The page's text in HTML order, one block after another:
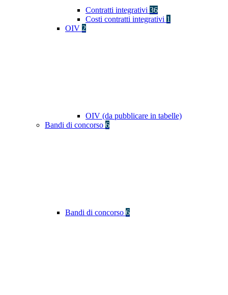
Contratti integrativi 36
Costi contratti integrativi 1
OIV 2
OIV (da pubblicare in tabelle)
Bandi di concorso 6
Bandi di concorso 6